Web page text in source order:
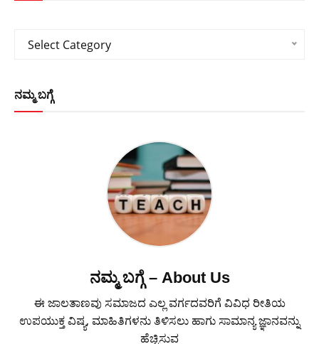
Categories
Select Category
ನಮ್ಮ ಬಗ್ಗೆ
ನಮ್ಮ ಬಗ್ಗೆ – About Us
ಈ ಜಾಲತಾಣವು ಸಮಾಜದ ಎಲ್ಲ ವರ್ಗದವರಿಗೆ ವಿವಿಧ ರೀತಿಯ
ಉಪಯುಕ್ತ ವಿಷ್ಯ, ಮಾಹಿತಿಗಳನು ತಿಳಿಸಲು ಹಾಗು ಸಾಮಾನ್ಯ ಜ್ಞಾನವನ್ನು
ಹೆಚ್ಚಿಸುವ